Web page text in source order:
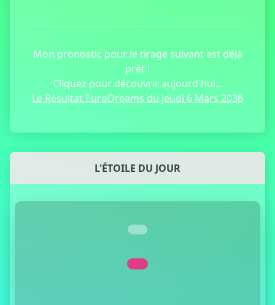
Mon pronostic pour le tirage suivant est déjà
prêt !
Cliquez pour découvrir aujourd'hui...
Le Résultat EuroDreams du Jeudi 6 Mars 2036
L'ÉTOILE DU JOUR